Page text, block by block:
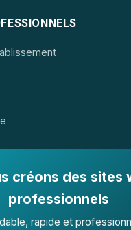
créons des sites
professionnels
rapide et